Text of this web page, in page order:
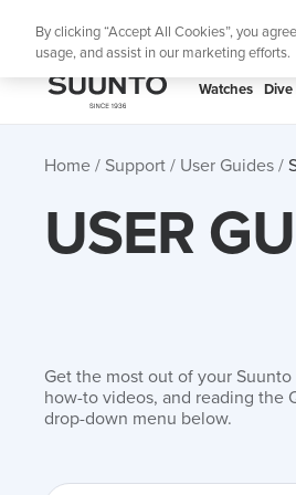
SUUNTO
Watches
Home Support User Guides
USER
Get the most out of your
how-to videos, and reading the
drop-down menu below.
By clicking “Accept All Cookies”, you
usage, and assist in our marketing efforts.